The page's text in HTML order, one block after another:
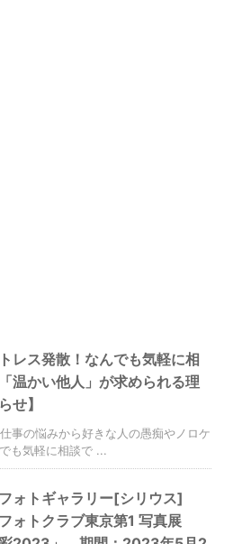
レス発散！なんでも気軽に相
温かい他人」が求められる理
せ】
事の悩みから好きな人の愚痴やノロケ
も気軽に相談で ...
ォトギャラリー[シリウス]
ォトクラブ東京第1 写真展